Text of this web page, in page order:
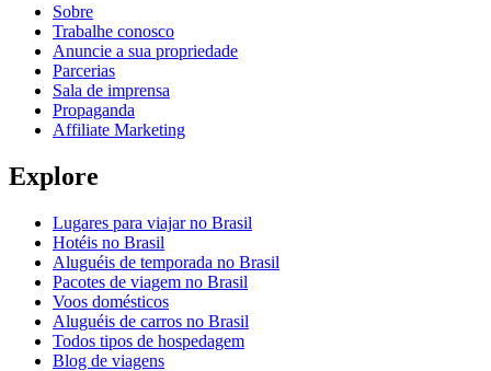
Sobre
Trabalhe conosco
Anuncie a sua propriedade
Parcerias
Sala de imprensa
Propaganda
Affiliate Marketing
Explore
Lugares para viajar no Brasil
Hotéis no Brasil
Aluguéis de temporada no Brasil
Pacotes de viagem no Brasil
Voos domésticos
Aluguéis de carros no Brasil
Todos tipos de hospedagem
Blog de viagens